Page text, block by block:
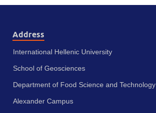
Address
International Hellenic University
School of Geosciences
Department of Food Science and Technology
Alexander Campus